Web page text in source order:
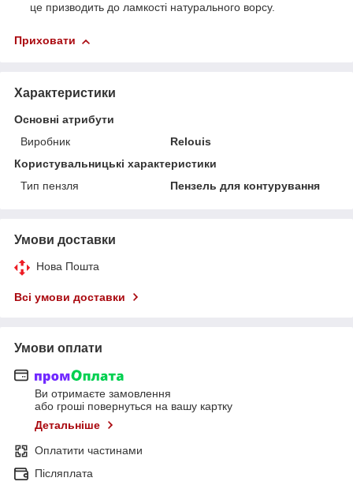
це призводить до ламкості натурального ворсу.
Приховати
Характеристики
Основні атрибути
Виробник
Relouis
Користувальницькі характеристики
Тип пензля
Пензель для контурування
Умови доставки
Нова Пошта
Всі умови доставки
Умови оплати
Ви отримаєте замовлення
або гроші повернуться на вашу картку
Детальніше
Оплатити частинами
Післяплата